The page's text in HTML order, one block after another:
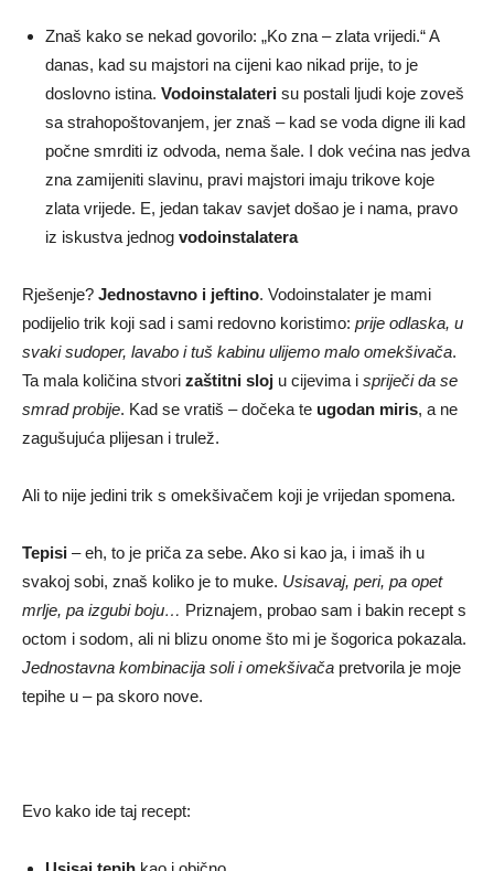
Znaš kako se nekad govorilo: „Ko zna – zlata vrijedi.“ A
danas, kad su majstori na cijeni kao nikad prije, to je
doslovno istina. Vodoinstalateri su postali ljudi koje zoveš
sa strahopoštovanjem, jer znaš – kad se voda digne ili kad
počne smrditi iz odvoda, nema šale. I dok većina nas jedva
zna zamijeniti slavinu, pravi majstori imaju trikove koje
zlata vrijede. E, jedan takav savjet došao je i nama, pravo
iz iskustva jednog vodoinstalatera
Rješenje? Jednostavno i jeftino. Vodoinstalater je mami
podijelio trik koji sad i sami redovno koristimo: prije odlaska, u
svaki sudoper, lavabo i tuš kabinu ulijemo malo omekšivača.
Ta mala količina stvori zaštitni sloj u cijevima i spriječi da se
smrad probije. Kad se vratiš – dočeka te ugodan miris, a ne
zagušujuća plijesan i trulež.
Ali to nije jedini trik s omekšivačem koji je vrijedan spomena.
Tepisi – eh, to je priča za sebe. Ako si kao ja, i imaš ih u
svakoj sobi, znaš koliko je to muke. Usisavaj, peri, pa opet
mrlje, pa izgubi boju… Priznajem, probao sam i bakin recept s
octom i sodom, ali ni blizu onome što mi je šogorica pokazala.
Jednostavna kombinacija soli i omekšivača pretvorila je moje
tepihe u – pa skoro nove.
Evo kako ide taj recept: